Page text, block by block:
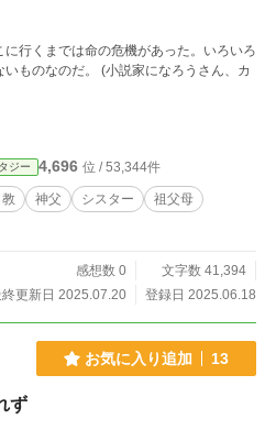
行くまでは命の危機があった。いろいろ
説家になろうさん、カ
ジー 4,696 位 / 53,344件
神父 シスター
祖父母
感想数 0
文字数 41,394
終更新日 2025.07.20
登録日 2025.06.18
お気に入り追加 13
ず